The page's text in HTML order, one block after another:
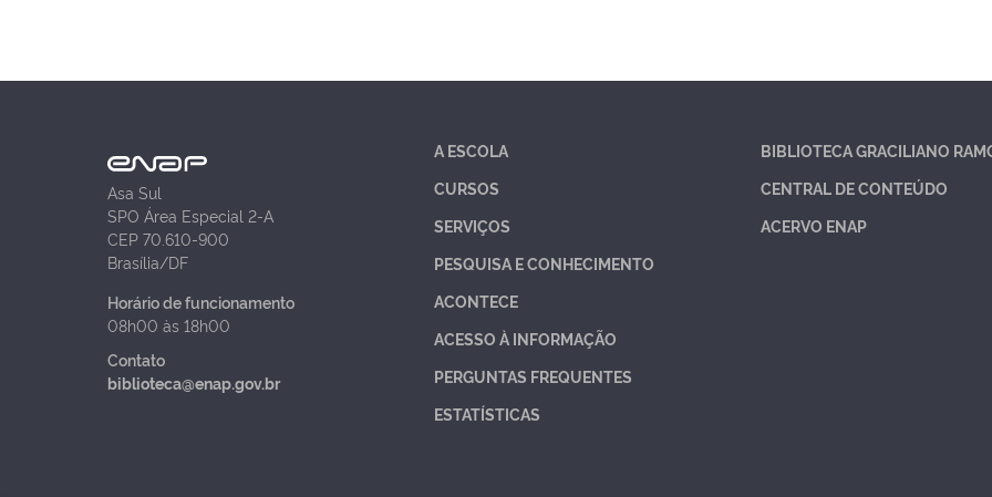
Asa Sul
SPO Área Especial 2-A
CEP 70.610-900
Brasília/DF
Horário de funcionamento
08h00 às 18h00
Contato
biblioteca@enap.gov.br
A ESCOLA
CURSOS
SERVIÇOS
PESQUISA E CONHECIMENTO
ACONTECE
ACESSO À INFORMAÇÃO
PERGUNTAS FREQUENTES
ESTATÍSTICAS
BIBLIOTECA GRACILIANO
CENTRAL DE CONTEÚDO
ACERVO ENAP